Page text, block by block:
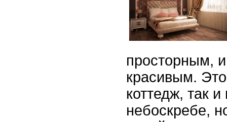
просторным,
красивым.
коттедж, так и
небоскребе,